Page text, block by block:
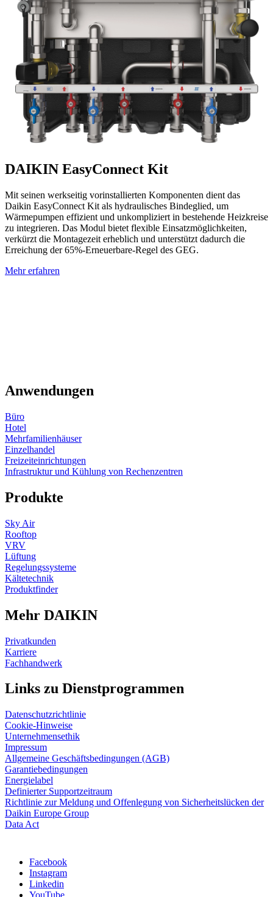
DAIKIN EasyConnect Kit
Mit seinen werkseitig vorinstallierten Komponenten dient das
Daikin EasyConnect Kit als hydraulisches Bindeglied, um
Wärmepumpen effizient und unkompliziert in bestehende Heizkreise
zu integrieren. Das Modul bietet flexible Einsatzmöglichkeiten,
verkürzt die Montagezeit erheblich und unterstützt dadurch die
Erreichung der 65%-Erneuerbare-Regel des GEG.
Mehr erfahren
Anwendungen
Büro
Hotel
Mehrfamilienhäuser
Einzelhandel
Freizeiteinrichtungen
Infrastruktur und Kühlung von Rechenzentren
Produkte
Sky Air
Rooftop
VRV
Lüftung
Regelungssysteme
Kältetechnik
Produktfinder
Mehr DAIKIN
Privatkunden
Karriere
Fachhandwerk
Links zu Dienstprogrammen
Datenschutzrichtlinie
Cookie-Hinweise
Unternehmensethik
Impressum
Allgemeine Geschäftsbedingungen (AGB)
Garantiebedingungen
Energielabel
Definierter Supportzeitraum
Richtlinie zur Meldung und Offenlegung von Sicherheitslücken der
Daikin Europe Group
Data Act
Facebook
Instagram
Linkedin